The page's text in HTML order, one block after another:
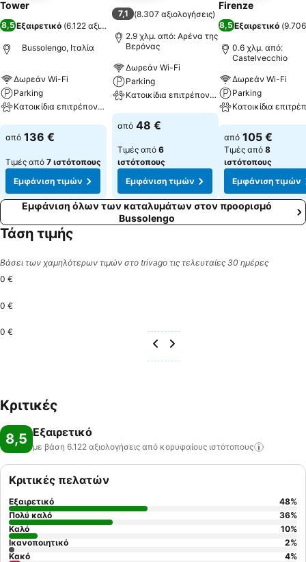
Tower
8,5Εξαιρετικό (6.122 αξιολογήσεις
Bussolengo, Ιταλία
Δωρεάν Wi-Fi
Parking
Κατοικίδια επιτρέπονται
Εμφάνιση τιμών
από 136 €
Τιμές από 7 ιστότοπους
Εμφάνιση τιμών
7,1 (8.307 αξιολογήσεις)
2.9 χλμ. από: Αρένα της
Βερόνας
Δωρεάν Wi-Fi
Parking
Κατοικίδια επιτρέπονται
Εμφάνιση τιμών
από 48 €
Τιμές από 6
ιστότοπους
Εμφάνιση τιμών
Firenze
8,5Εξαιρετικό (
0.6 χλμ. από:
Castelvecchio
Δωρεάν Wi-Fi
Parking
Εμφάνιση τιμών
από 105 €
Τιμές από 8
ιστότοπους
Εμφάνιση τιμών
Εμφάνιση όλων των καταλυμάτων στον προορισμό
Bussolengo
Τάση τιμής
Βάσει των χαμηλότερων τιμών στο trivago τις τελευταίες 30 ημέρες
0 €
0 €
0 €
Κριτικές
8,5 Εξαιρετικό
με βάση 6.122 αξιολογήσεις από κορυφαίους ιστότοπους
Κριτικές πελατών
Εξαιρετικό 48%
Πολύ καλό
36%
Καλό
10%
Ικανοποιητικό
2%
Κακό
4%